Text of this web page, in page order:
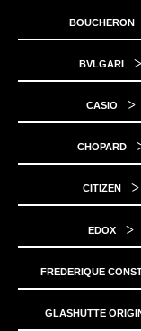
BOUCHERON
BVLGARI
CASIO
CHOPARD
CITIZEN
EDOX
FREDERIQUE
GLASHUTTE